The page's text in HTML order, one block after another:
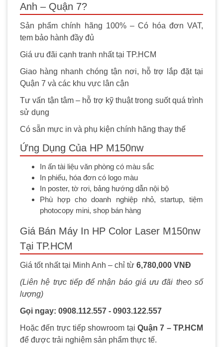
Anh – Quận 7?
Sản phẩm chính hãng 100% – Có hóa đơn VAT,
tem bảo hành đầy đủ
Giá ưu đãi cạnh tranh nhất tại TP.HCM
Giao hàng nhanh chóng tận nơi, hỗ trợ lắp đặt tại
Quận 7 và các khu vực lân cận
Tư vấn tận tâm – hỗ trợ kỹ thuật trong suốt quá trình
sử dụng
Có sẵn mực in và phụ kiện chính hãng thay thế
Ứng Dụng Của HP M150nw
In ấn tài liệu văn phòng có màu sắc
In phiếu, hóa đơn có logo màu
In poster, tờ rơi, bảng hướng dẫn nội bộ
Phù hợp cho doanh nghiệp nhỏ, startup, tiệm
photocopy mini, shop bán hàng
Giá Bán Máy In HP Color Laser M150nw
Tại TP.HCM
Giá tốt nhất tại Minh Anh – chỉ từ 6,780,000 VNĐ
(Liên hệ trực tiếp để nhận báo giá ưu đãi theo số
lượng)
Gọi ngay: 0908.112.557 - 0903.122.557
Hoặc đến trực tiếp showroom tại Quận 7 – TP.HCM
để được trải nghiệm sản phẩm thực tế.